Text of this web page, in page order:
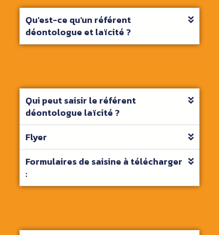
Qu'est-ce qu'un référent
déontologue et laïcité ?
Qui peut saisir le référent
déontologue laïcité ?
Flyer
Formulaires de saisine à télécharger
: